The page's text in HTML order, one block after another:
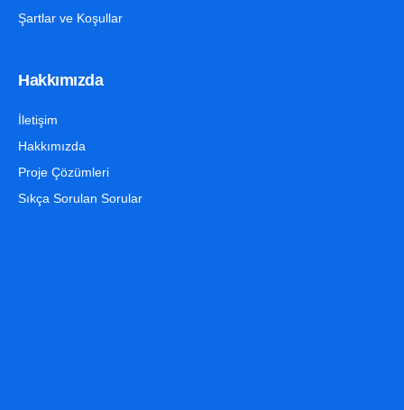
Şartlar ve Koşullar
Hakkımızda
İletişim
Hakkımızda
Proje Çözümleri
Sıkça Sorulan Sorular